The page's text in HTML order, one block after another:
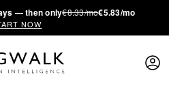
— then only€8.33/mo€5.83/mo
NOW